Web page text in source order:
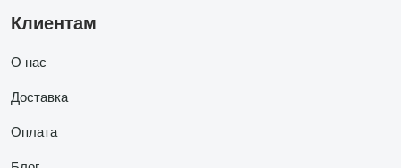
Клиентам
О нас
Доставка
Оплата